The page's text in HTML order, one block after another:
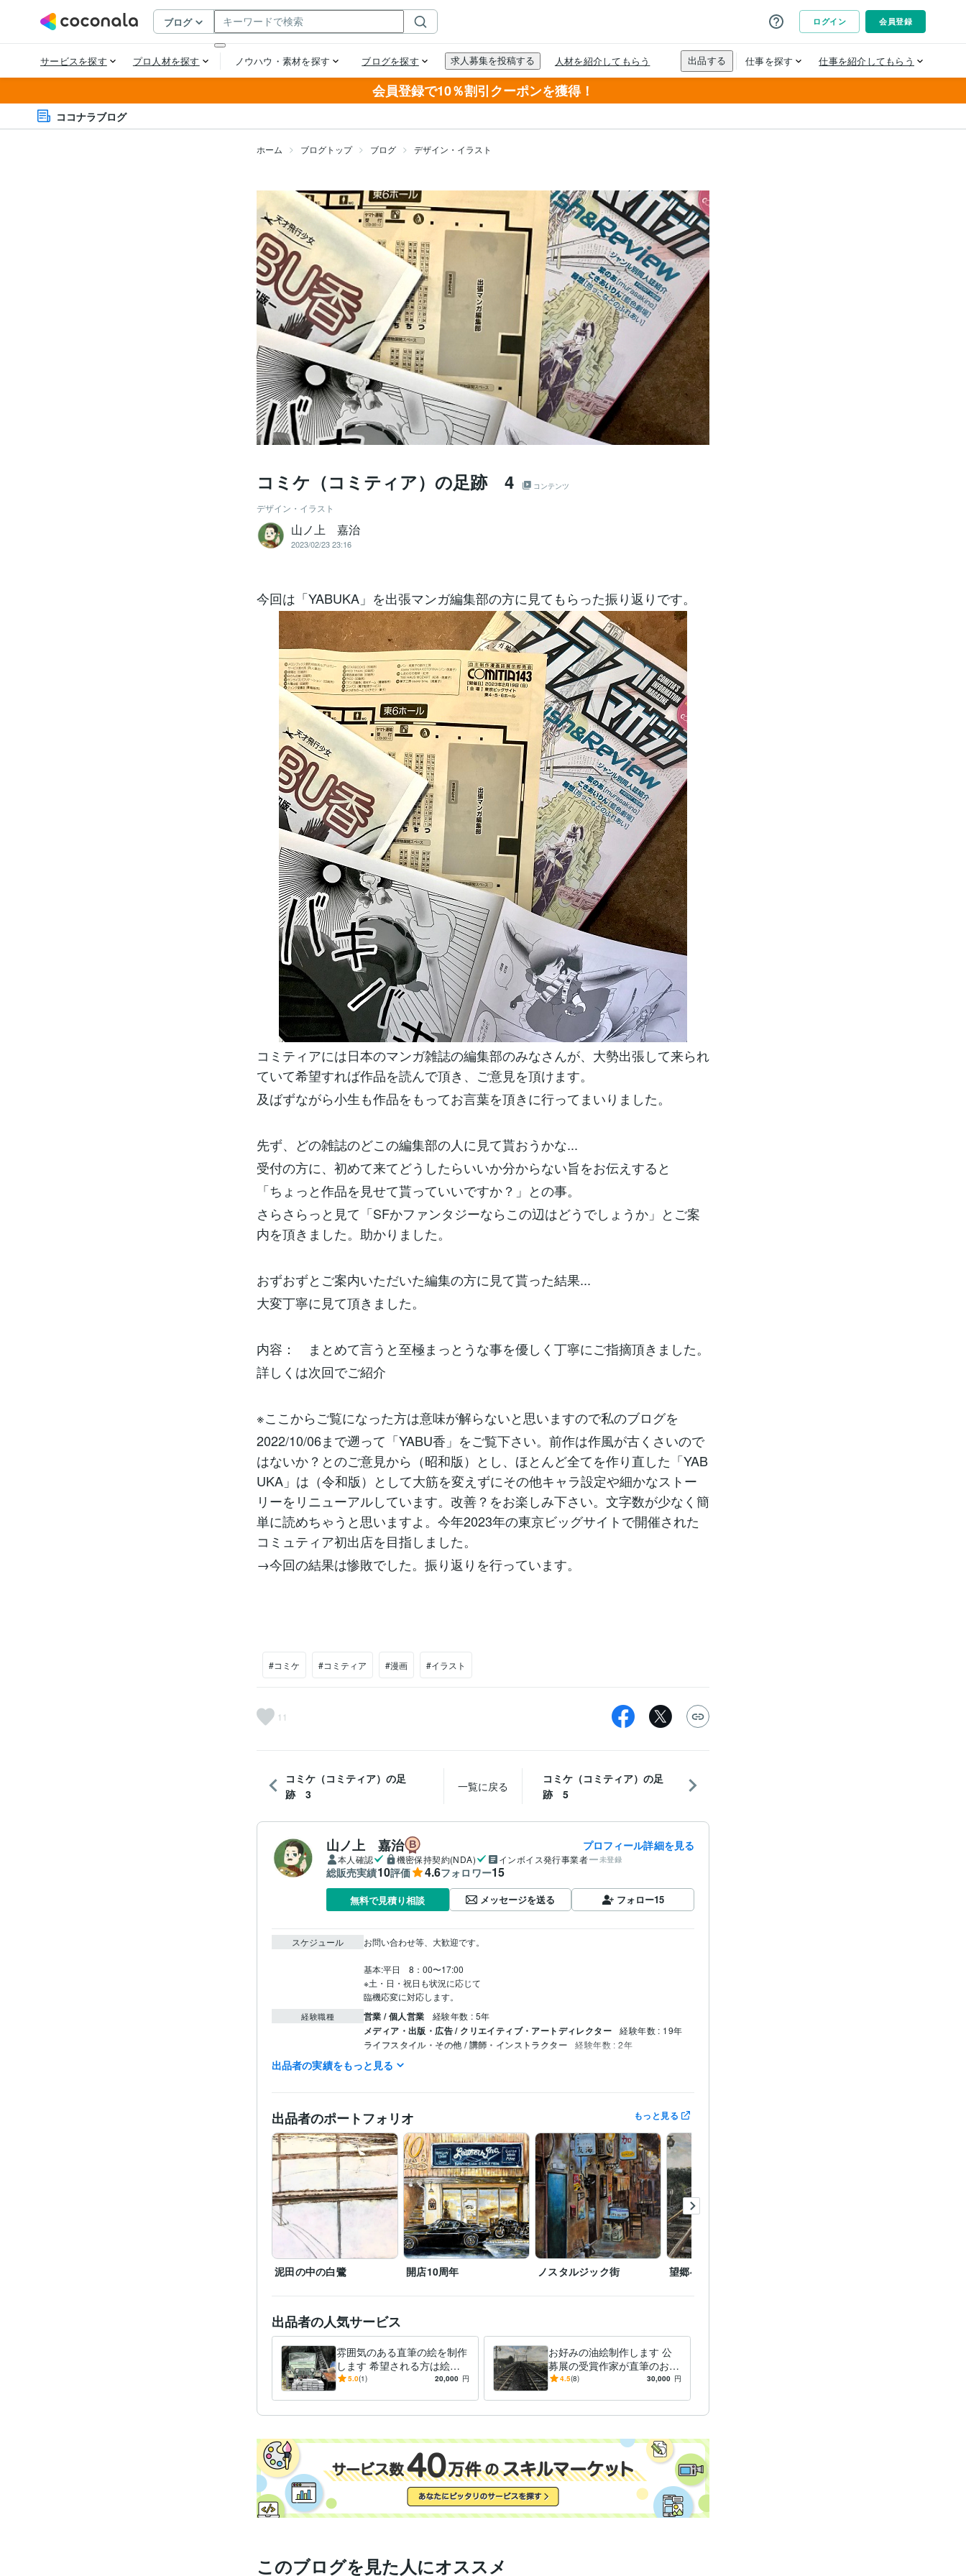
会員登録で10％割引クーポンを獲得！
ココナラブログ
ホーム ブログトップ ブログ デザイン・イラスト
コミケ（コミティア）の足跡 4 コンテンツ
デザイン・イラスト
山ノ上 嘉治
2023/02/23 23:16
今回は「YABUKA」を出張マンガ編集部の方に見てもらった振り返りです。
コミティアには日本のマンガ雑誌の編集部のみなさんが、大勢出張して来られ
ていて希望すれば作品を読んで頂き、ご意見を頂けます。
及ばずながら小生も作品をもってお言葉を頂きに行ってまいりました。
先ず、どの雑誌のどこの編集部の人に見て貰おうかな...
受付の方に、初めて来てどうしたらいいか分からない旨をお伝えすると
「ちょっと作品を見せて貰っていいですか？」との事。
さらさらっと見て「SFかファンタジーならこの辺はどうでしょうか」とご案
内を頂きました。助かりました。
おずおずとご案内いただいた編集の方に見て貰った結果...
大変丁寧に見て頂きました。
内容： まとめて言うと至極まっとうな事を優しく丁寧にご指摘頂きました。
詳しくは次回でご紹介
※ここからご覧になった方は意味が解らないと思いますので私のブログを
2022/10/06まで遡って「YABU香」をご覧下さい。前作は作風が古くさいので
はないか？とのご意見から（昭和版）とし、ほとんど全てを作り直した「YAB
UKA」は（令和版）として大筋を変えずにその他キャラ設定や細かなストー
リーをリニューアルしています。改善？をお楽しみ下さい。文字数が少なく簡
単に読めちゃうと思いますよ。今年2023年の東京ビッグサイトで開催された
コミュティア初出店を目指しました。
→今回の結果は惨敗でした。振り返りを行っています。
#コミケ #コミティア #漫画 #イラスト
11
コミケ（コミティア）の足
跡 3
一覧に戻る
コミケ（コミティア）の足
跡 5
山ノ上 嘉治 プロフィール詳細を見る
本人確認 機密保持契約(NDA) インボイス発行事業者 未登録
総販売実績10評価 4.6フォロワー15
無料で見積り相談 メッセージを送る フォロー15
スケジュール お問い合わせ等、大歓迎です。
基本:平日　8：00〜17:00
※土・日・祝日も状況に応じて
臨機応変に対応します。
経験職種 営業 / 個人営業 経験年数 : 5年
メディア・出版・広告 / クリエイティブ・アートディレクター 経験年数 : 19年
ライフスタイル・その他 / 講師・インストラクター 経験年数 : 2年
職歴 YAMANE art club
受賞歴 第40回一陽展　一陽賞 第38回一陽展　奨励賞
第3回
八戸市美術報奨
得意分野 イラスト作成・漫画制作 色鉛筆画 油絵
学歴 東海大学 1986年3月 ~ 1989年2月
出品者の実績をもっと見る
出品者のポートフォリオ もっと見る
泥田の中の白鷺 開店10周年 ノスタルジック街 望郷への道
出品者の人気サービス
雰囲気のある直筆の絵を制作
します 希望される方は絵を
発送いたします。(送料別)
5.0(1) 20,000 円
お好みの油絵制作します 公
募展の受賞作家が直筆のお好
みの油絵を作成します。
4.5(8) 30,000 円
このブログを見た人にオススメ